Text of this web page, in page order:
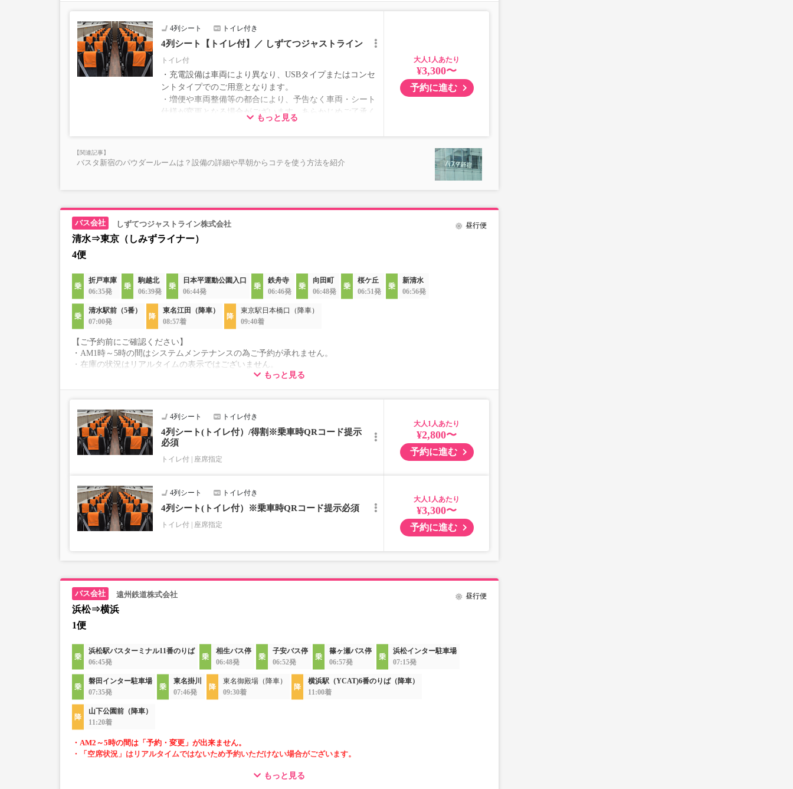
4列シート トイレ付き
4列シート【トイレ付】／ しずてつジャストライン
トイレ付
・充電設備は車両により異なり、USBタイプまたはコンセ
ントタイプでのご用意となります。
・増便や車両整備等の都合により、予告なく車両・シート
仕様が変更となる場合がございます。あらかじめご了承く
もっと見る
大人
¥3,300〜
予約に進む
バスタ新宿のパウダールームは？設備の詳細や早朝からコテを使う方法を紹介
しずてつジャストライン株式会社
清水⇒東京（しみずライナー）
4便
昼行便
折戸車庫
06:35発
駒越北
06:39発
日本平運動公園入口
06:44発
鉄舟寺
06:46発
向田町
06:48発
桜ケ丘
06:51発
新清水
06:56発
清水駅前（5番）
07:00発
東名江田（降車）
08:57着
東京駅日本橋口（降車）
09:40着
【ご予約前にご確認ください】
・AM1時～5時の間はシステムメンテナンスの為ご予約が承れません。
・在庫の状況はリアルタイムの表示ではございません。
※売り切れの場合でも残数が表示される場合があります。
・学生・シニア・乳幼児料金はございません。
学生、シニアの方は「大人」、乳幼児の方は「小児」を選択いただきご予約にお進みください。
乗車定員遵守のため乗車券をお持ちで無い「乳幼児」の乗車をお断りする場合があります。
・最新の運行状況は運行会社HPを御覧ください。
・車両は予告なく変更となる場合がございます。これに伴い、座席やシート設備が変更となる場合がございま
すので、あらかじめご了承ください。
もっと見る
4列シート トイレ付き
4列シート(トイレ付）/得割※乗車時QRコード提示
必須
トイレ付 座席指定
大人
¥2,800〜
予約に進む
4列シート トイレ付き
4列シート(トイレ付）※乗車時QRコード提示必須
トイレ付 座席指定
大人
¥3,300〜
予約に進む
遠州鉄道株式会社
浜松⇒横浜
1便
昼行便
浜松駅バスターミナル11番のりば
06:45発
相生バス停
06:48発
子安バス停
06:52発
篠ヶ瀬バス停
06:57発
浜松インター駐車場
07:15発
磐田インター駐車場
07:35発
東名掛川
07:46発
東名御殿場（降車）
09:30着
横浜駅（YCAT)6番のりば（降車）
11:00着
山下公園前（降車）
11:20着
・AM2～5時の間は「予約・変更」が出来ません。
・「空席状況」はリアルタイムではないため予約いただけない場合がございます。
・車内トイレ完備で長旅でも安心。※車両により異なります。
もっと見る